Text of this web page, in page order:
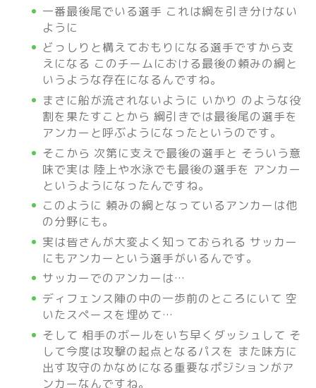
一番最後尾でいる選手 これは綱を引き分けない
ように
どっしりと構えておもりになる選手ですから支
えになる このチームにおける最後の頼みの綱と
いうような存在になるんですね。
まさに船が流されないように いかり のような役
割を果たすことから 綱引きでは最後尾の選手を
アンカーと呼ぶようになったというのです。
そこから 次第に支えで最後の選手と そういう意
味で実は 陸上や水泳でも最後の選手を アンカー
というようになったんですね。
このように 頼みの綱となっているアンカーは他
の分野にも。
実は皆さんが大変よく知っておられる サッカー
にもアンカーという選手がいるんです。
サッカーでのアンカーは…
ディフェンス陣の中の一歩前のところにいて 空
いたスペースを埋めて…
そして 相手のボールをいち早くダッシュして そ
して今度は攻撃の起点となるパスを また味方に
出す攻守のかなめになる重要なポジションがア
ンカーなんですね。